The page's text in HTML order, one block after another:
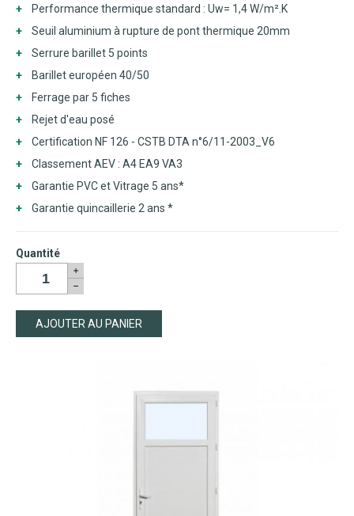
Performance thermique standard : Uw= 1,4 W/m².K
Seuil aluminium à rupture de pont thermique 20mm
Serrure barillet 5 points
Barillet européen 40/50
Ferrage par 5 fiches
Rejet d'eau posé
Certification NF 126 - CSTB DTA n°6/11-2003_V6
Classement AEV : A4 EA9 VA3
Garantie PVC et Vitrage 5 ans*
Garantie quincaillerie 2 ans *
Quantité
AJOUTER AU PANIER